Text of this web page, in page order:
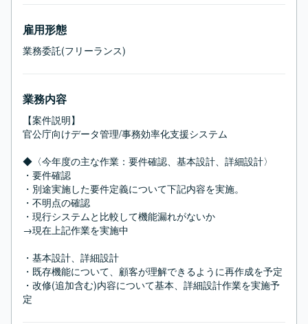
雇用形態
業務委託(フリーランス)
業務内容
【案件説明】
官公庁向けデータ管理/事務効率化支援システム
◆〈今年度の主な作業：要件確認、基本設計、詳細設計〉
・要件確認
・別途実施した要件定義について下記内容を実施。
・不明点の確認
・現行システムと比較して機能漏れがないか
→現在上記作業を実施中
・基本設計、詳細設計
・既存機能について、顧客が理解できるように再作成を予定
・改修(追加含む)内容について基本、詳細設計作業を実施予
定